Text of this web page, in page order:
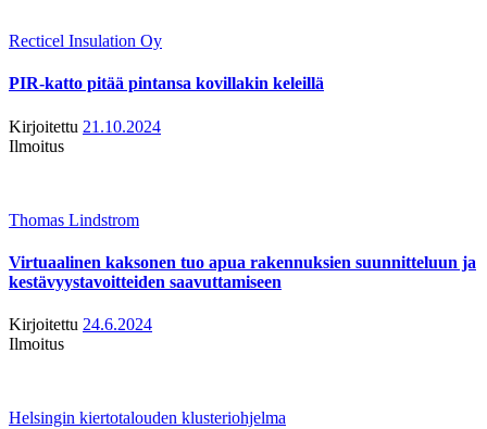
Recticel Insulation Oy
PIR-katto pitää pintansa kovillakin keleillä
Kirjoitettu 21.10.2024
Ilmoitus
Thomas Lindstrom
Virtuaalinen kaksonen tuo apua rakennuksien suunnitteluun ja
kestävyystavoitteiden saavuttamiseen
Kirjoitettu 24.6.2024
Ilmoitus
Helsingin kiertotalouden klusteriohjelma